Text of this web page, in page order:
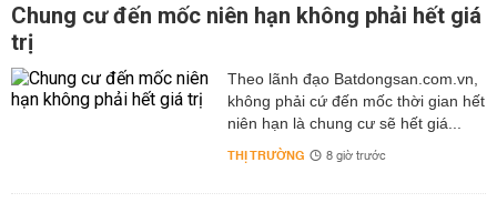
Chung cư đến mốc niên hạn không phải hết giá
trị
Theo lãnh đạo Batdongsan.com.vn,
không phải cứ đến mốc thời gian hết
niên hạn là chung cư sẽ hết giá...
THỊ TRƯỜNG 8 giờ trước